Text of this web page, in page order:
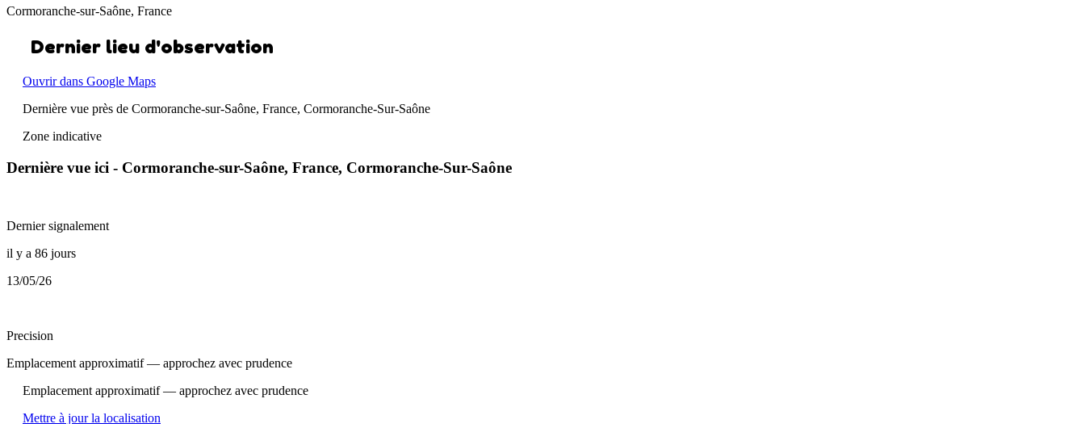
Cormoranche-sur-Saône, France
Dernier lieu d'observation
Ouvrir dans Google Maps
Dernière vue près de Cormoranche-sur-Saône, France, Cormoranche-Sur-Saône
Zone indicative
Dernière vue ici - Cormoranche-sur-Saône, France, Cormoranche-Sur-Saône
Dernier signalement
il y a 86 jours
13/05/26
Precision
Emplacement approximatif — approchez avec prudence
Emplacement approximatif — approchez avec prudence
Mettre à jour la localisation